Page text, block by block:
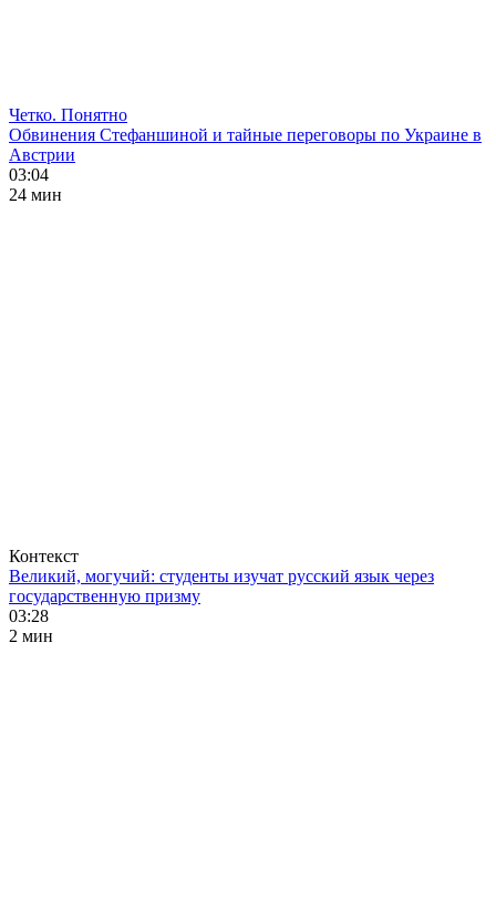
Четко. Понятно
Обвинения Стефаншиной и тайные переговоры по Украине в
Австрии
03:04
24 мин
Контекст
Великий, могучий: студенты изучат русский язык через
государственную призму
03:28
2 мин